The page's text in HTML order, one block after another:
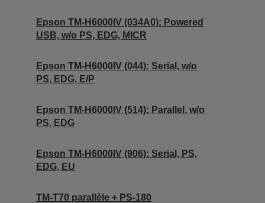
Epson TM-H6000IV (034A0): Powered
USB, w/o PS, EDG, MICR
Epson TM-H6000IV (044): Serial, w/o
PS, EDG, E/P
Epson TM-H6000IV (514): Parallel, w/o
PS, EDG
Epson TM-H6000IV (906): Serial, PS,
EDG, EU
TM-T70 parallèle + PS-180